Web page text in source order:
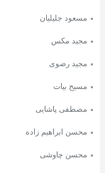
مسعود جلیلیان
مجید مکس
مجید رضوی
مسیح بیات
مصطفی پاشایی
محسن ابراهیم زاده
محسن چاوشی